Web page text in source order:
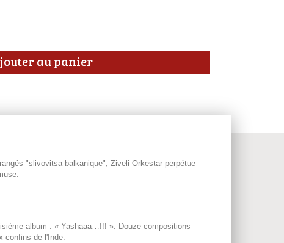
au panier
"slivovitsa balkanique", Ziveli Orkestar perpétue
album : « Yashaaa…!!! ». Douze compositions
confins de l'Inde.